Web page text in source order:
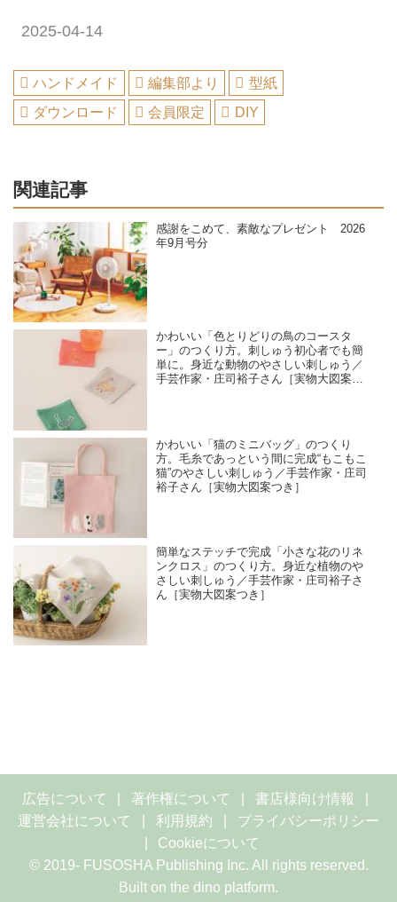
2025-04-14
ハンドメイド 編集部より
型紙
ダウンロード
会員限定 DIY
関連記事
感謝をこめて、素敵なプレゼント 2026
年9月号分
かわいい「色とりどりの鳥のコースタ
ー」のつくり方。刺しゅう初心者でも簡
単に。身近な動物のやさしい刺しゅう／
手芸作家・庄司裕子さん［実物大図案つ
かわいい「猫のミニバッグ」のつくり
方。毛糸であっという間に完成“もこもこ
猫”のやさしい刺しゅう／手芸作家・庄司
裕子さん［実物大図案つき］
簡単なステッチで完成「小さな花のリネ
ンクロス」のつくり方。身近な植物のや
さしい刺しゅう／手芸作家・庄司裕子さ
ん［実物大図案つき］
広告について 著作権について
書店様向け情報
運営会社について
利用規約
プライバシーポリシー
Cookieについて
© 2019- FUSOSHA Publishing Inc. All rights reserved.
Built on the dino platform.